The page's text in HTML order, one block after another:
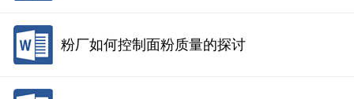
粉厂如何控制面粉质量的探讨